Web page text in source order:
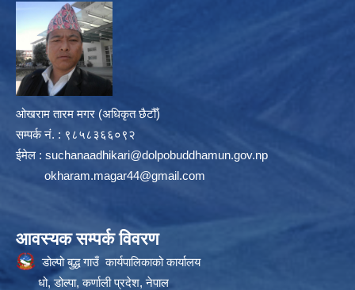
ओखराम तारम मगर (अधिकृत छैटौँ)
सम्पर्क न‌ं. : ९८५८३६६०९२
ईमेल : suchanaadhikari@dolpobuddhamun.gov.np
okharam.magar44@gmail.com
आवस्यक सम्पर्क विवरण
डोल्पो बुद्ध गाउँ कार्यपालिकाको कार्यालय
धो, डोल्पा, कर्णाली प्रदेश, नेपाल